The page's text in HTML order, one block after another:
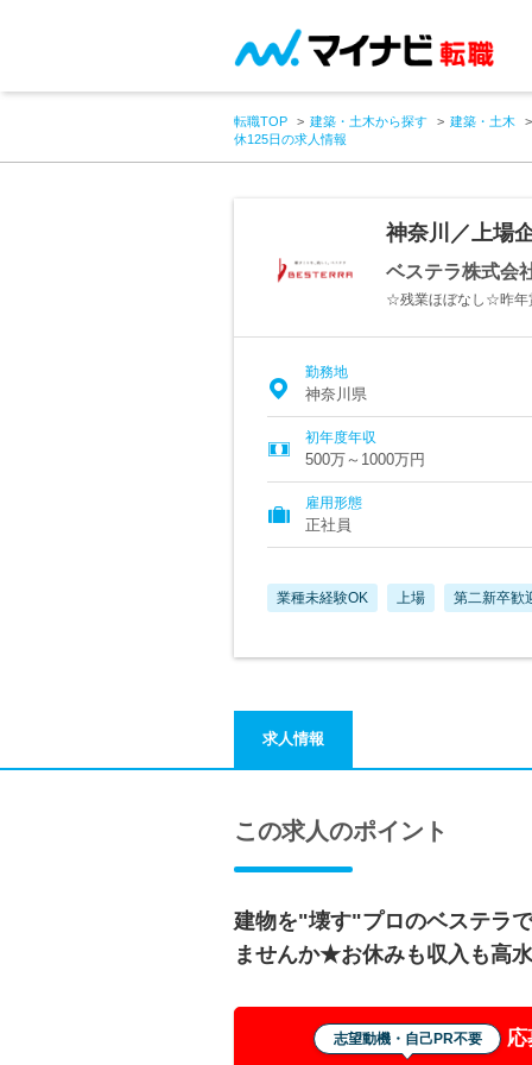
転職TOP 建築・土木から探す
建築・土木
休125日の求人情報
神奈川／上場
ベステラ株式会
☆残業ほぼなし☆昨年
勤務地
神奈川県
初年度年収
500万～1000万円
雇用形態
正社員
業種未経験OK 上場 第二新卒歓
求人情報
この求人のポイント
建物を"壊す"プロのベステラ
ませんか★お休みも収入も高
志望動機・自己PR不要